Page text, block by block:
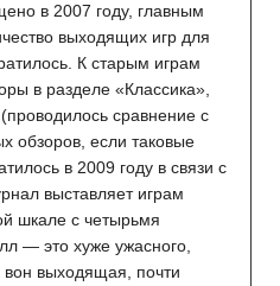
в 2007 году, главным
выходящих игр для
К старым играм
в разделе «Классика»,
сравнение с
обзоров, если таковые
в 2009 году в связи с
выставляет играм
шкале с четырьмя
— это хуже ужасного,
выходящая, почти